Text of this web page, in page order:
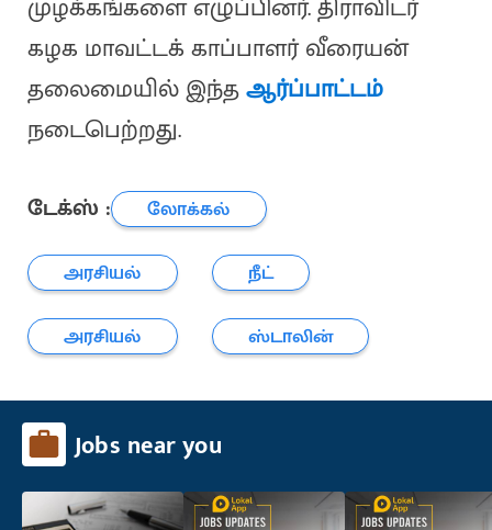
முழக்கங்களை எழுப்பினர். திராவிடர்
கழக மாவட்டக் காப்பாளர் வீரையன்
தலைமையில் இந்தஆர்ப்பாட்டம்
நடைபெற்றது.
டேக்ஸ் :
லோக்கல்
அரசியல்
நீட்
அரசியல்
ஸ்டாலின்
Jobs near you